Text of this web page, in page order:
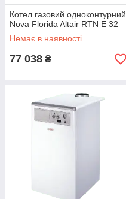
Котел газовий одноконтурний
Nova Florida Altair RTN E 32
Немає в наявності
77 038 ₴